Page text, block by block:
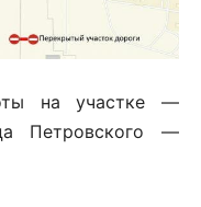
на участке —
Петровского —